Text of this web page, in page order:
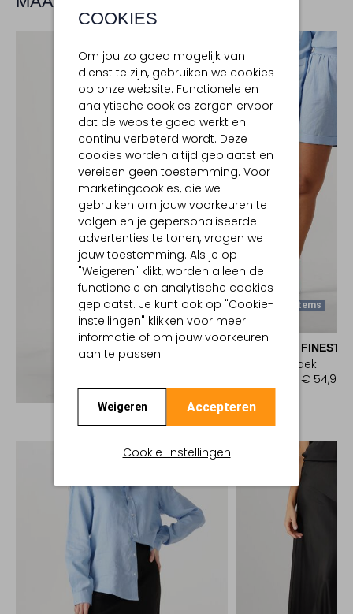
COOKIES
Om jou zo goed mogelijk van
dienst te zijn, gebruiken we cookies
op onze website. Functionele en
analytische cookies zorgen ervoor
dat de website goed werkt en
continu verbeterd wordt. Deze
cookies worden altijd geplaatst en
vereisen geen toestemming. Voor
marketingcookies, die we
gebruiken om jouw voorkeuren te
volgen en je gepersonaliseerde
advertenties te tonen, vragen we
jouw toestemming. Als je op
"Weigeren" klikt, worden alleen de
functionele en analytische cookies
geplaatst. Je kunt ook op "Cookie-
instellingen" klikken voor meer
informatie of om jouw voorkeuren
aan te passen.
Weigeren Accepteren
Cookie-instellingen
Ontdek de look
Laatste Items
RESORT FINEST
Korte broek
€ 54,99